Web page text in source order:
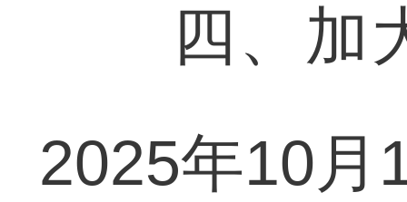
四、加大
2025年10月